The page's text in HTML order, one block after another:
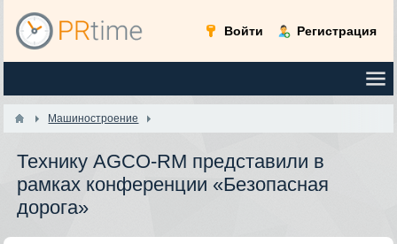
Войти Регистрация
Машиностроение
Технику AGCO-RM представили в
рамках конференции «Безопасная
дорога»